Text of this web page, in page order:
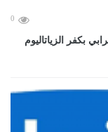
0
بكفر الزياتاليوم